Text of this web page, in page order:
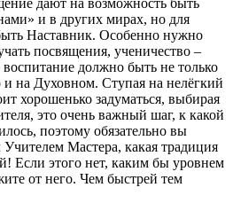
и в других мирах, но для
Наставник. Особенно нужно
посвящения, ученичество –
должно быть не только
на Духовном. Ступая на нелёгкий
хорошенько задуматься, выбирая
это очень важный шаг, к какой
поэтому обязательно вы
Мастера, какая традиция
Если этого нет, каким бы уровнем
от него. Чем быстрей тем